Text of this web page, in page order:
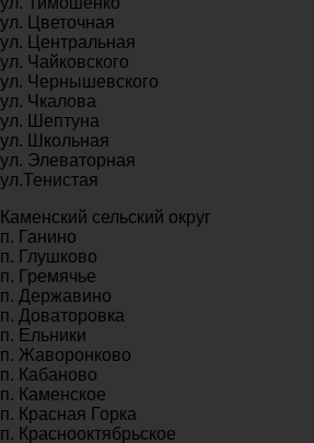
ул. Цветочная
ул. Центральная
ул. Чайковского
ул. Чернышевского
ул. Чкалова
ул. Шептуна
ул. Школьная
ул. Элеваторная
ул.Тенистая
Каменский сельский округ
п. Ганино
п. Глушково
п. Гремячье
п. Державино
п. Доваторовка
п. Ельники
п. Жаворонково
п. Кабаново
п. Каменское
п. Красная Горка
п. Краснооктябрьское